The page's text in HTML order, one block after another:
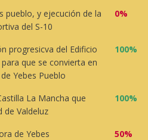
pueblo, y ejecución de la
del S-10
0%
progresicva del Edificio
que se convierta en
Yebes Pueblo
100%
La Mancha que
de Valdeluz
100%
de Yebes
50%